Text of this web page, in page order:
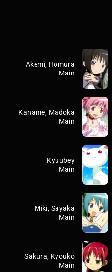
Akemi, Homura
Main
Kaname, Madoka
Main
Kyuubey
Main
Miki, Sayaka
Main
Sakura, Kyouko
Main